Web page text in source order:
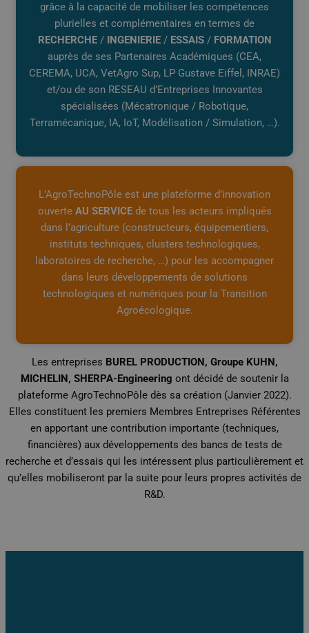
grâce à la capacité de mobiliser les compétences
plurielles et complémentaires en termes de
RECHERCHE/ INGENIERIE/ ESSAIS/ FORMATION
auprès de ses Partenaires Académiques (CEA,
CEREMA, UCA, VetAgro Sup, LP Gustave Eiffel, INRAE)
et/ou de son RESEAU d’Entreprises Innovantes
spécialisées (Mécatronique / Robotique,
Terramécanique, IA, IoT, Modélisation / Simulation, …).
L’AgroTechnoPôle est une plateforme d’innovation
ouverte AU SERVICEde tous les acteurs impliqués
dans l’agriculture (constructeurs, équipementiers,
instituts techniques, clusters technologiques,
laboratoires de recherche, …) pour les accompagner
dans leurs développements de solutions
technologiques et numériques pour la Transition
Agroécologique.
Les entreprises BUREL PRODUCTION, Groupe KUHN,
MICHELIN, SHERPA-Engineering ont décidé de soutenir la
plateforme AgroTechnoPôle dès sa création (Janvier 2022).
Elles constituent les premiers Membres Entreprises Référentes
en apportant une contribution importante (techniques,
financières) aux développements des bancs de tests de
recherche et d’essais qui les intéressent plus particulièrement et
qu’elles mobiliseront par la suite pour leurs propres activités de
R&D.